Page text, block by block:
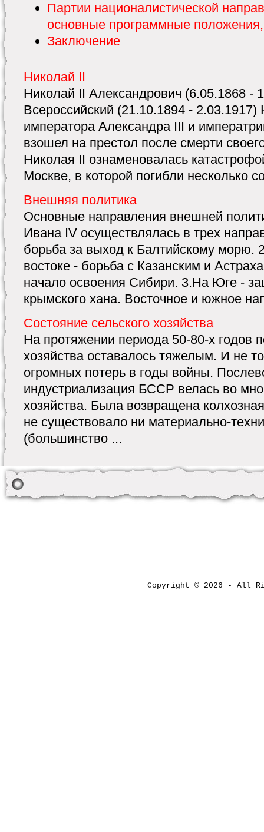
Партии националистической
основные программные
Заключение
Николай II
Николай II Александрович (6.05.1868 -
Всероссийский (21.10.1894 -
императора Александра III и
взошел на престол после смерти
Николая II ознаменовалась
Москве, в которой погибли несколько
Внешняя политика
Основные направления внешней
Ивана IV осуществлялась в трех
борьба за выход к Балтийскому морю.
востоке - борьба с Казанским и
начало освоения Сибири. 3.На Юге -
крымского хана. Восточное и южное
Состояние сельского хозяйства
На протяжении периода 50-80-х годов
хозяйства оставалось тяжелым. И не
огромных потерь в годы войны.
индустриализация БССР велась во
хозяйства. Была возвращена
не существовало ни материально-
(большинство ...
Copyright © 2026 - All